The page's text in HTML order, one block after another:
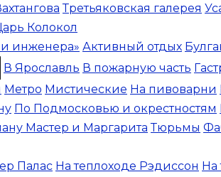
Третьяковская галерея
Колокол
инженера» Активный отдых
В Ярославль В пожарную часть
Метро Мистические На пивоварни
По Подмосковью и окрестностям
Мастер и Маргарита Тюрьмы
Палас На теплоходе Рэдиссон На